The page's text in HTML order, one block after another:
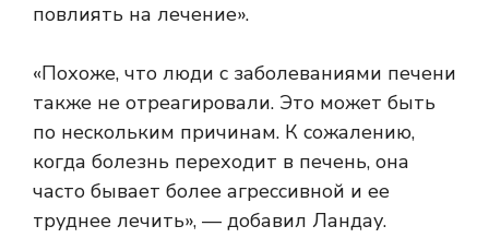
повлиять на лечение».
«Похоже, что люди с заболеваниями печени
также не отреагировали. Это может быть
по нескольким причинам. К сожалению,
когда болезнь переходит в печень, она
часто бывает более агрессивной и ее
труднее лечить», — добавил Ландау.